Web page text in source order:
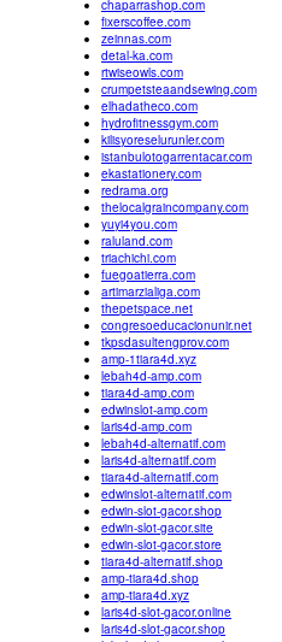
chaparrashop.com
fixerscoffee.com
zeinnas.com
detal-ka.com
rtwiseowls.com
crumpetsteaandsewing.com
elhadatheco.com
hydrofitnessgym.com
kilisyoreselurunler.com
istanbulotogarrentacar.com
ekastationery.com
redrama.org
thelocalgraincompany.com
yuyi4you.com
raluland.com
triachichi.com
fuegoatierra.com
artimarzialiga.com
thepetspace.net
congresoeducacionunir.net
tkpsdasultengprov.com
amp-1tiara4d.xyz
lebah4d-amp.com
tiara4d-amp.com
edwinslot-amp.com
laris4d-amp.com
lebah4d-alternatif.com
laris4d-alternatif.com
tiara4d-alternatif.com
edwinslot-alternatif.com
edwin-slot-gacor.shop
edwin-slot-gacor.site
edwin-slot-gacor.store
tiara4d-alternatif.shop
amp-tiara4d.shop
amp-tiara4d.xyz
laris4d-slot-gacor.online
laris4d-slot-gacor.shop